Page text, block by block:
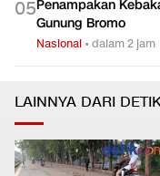
05Penampakan
Gunung Bromo
Nasional •dalam 2 jam
LAINNYA DARI